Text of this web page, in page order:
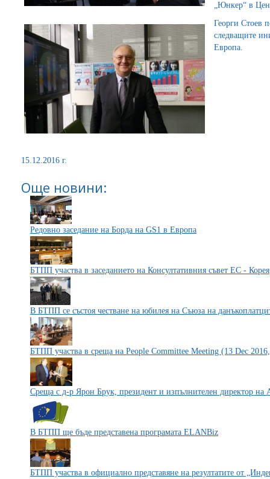
„Юнкер“ в
Георги Стоев
следващите
Европа.
15.12.2016 г.
Още новини:
Редовно заседание на Борда на GS1 в Европа
БТПП участва в заседанието на Консултативния съвет ЕС - Корея
В БТПП се състоя честване на юбилея на Съюза на
БТПП участва в среща на People Committee Meeting (13 Dec
Среща с д-р Ярон Брук, президент и изпълнителен директор
В БТПП ще бъде представена програмата ELANBiz
БТПП участва в официално представяне на резултатите от